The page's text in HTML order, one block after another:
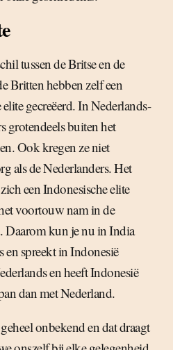
tussen de Britse en de
Britten hebben zelf een
gecreëerd. In Nederlands-
grotendeels buiten het
Ook kregen ze niet
als de Nederlanders. Het
een Indonesische elite
voortouw nam in de
kun je nu in India
en spreekt in Indonesië
en heeft Indonesië
dan met Nederland.
onbekend en dat draagt